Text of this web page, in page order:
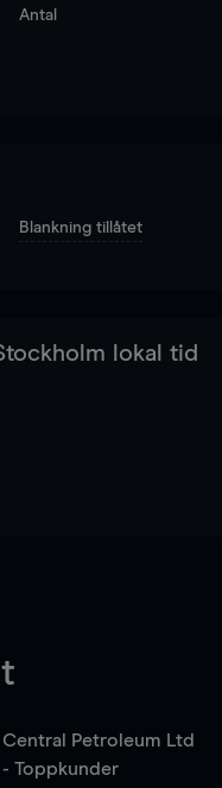
Antal
Blankning tillåtet
lokal tid
Central Petroleum Ltd
- Toppkunder